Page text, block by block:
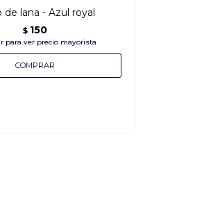
de lana - Azul royal
$ 150